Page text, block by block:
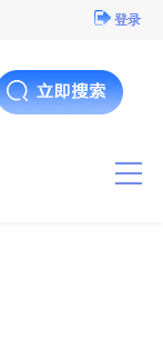
登录